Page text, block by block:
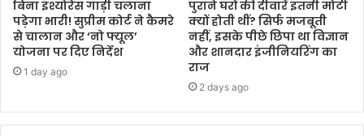
बिना इंश्योरेंस गाड़ी चलाना
पड़ेगा भारी! सुप्रीम कोर्ट ने कैमरे
से चालान और ‘नो फ्यूल’
योजना पर दिए निर्देश
1 day ago
पुराने घरों की दीवारें इतनी मोटी
क्यों होती थीं? सिर्फ मजबूती
नहीं, इसके पीछे छिपा था विज्ञान
और शानदार इंजीनियरिंग का
राज
2 days ago